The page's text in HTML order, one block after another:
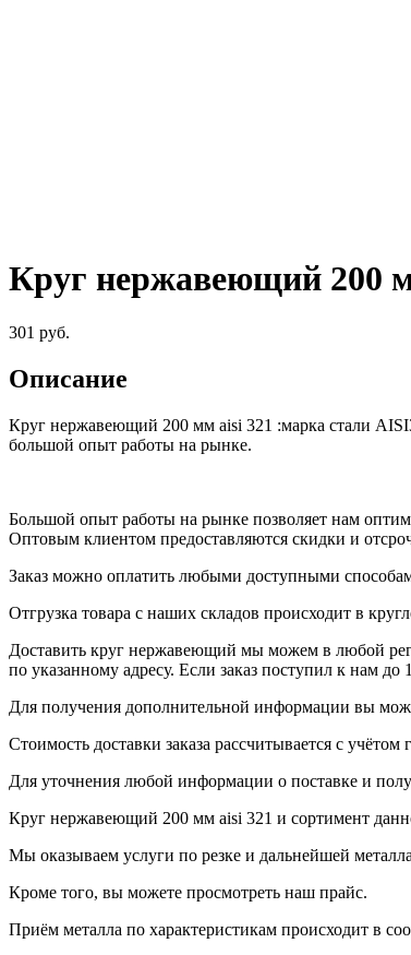
Круг нержавеющий 200
301 руб.
Описание
Круг нержавеющий 200 мм aisi 321 :марка стали
большой опыт работы на рынке.
Большой опыт работы на рынке позволяет нам
Оптовым клиентом предоставляются скидки и
Заказ можно оплатить любыми доступными
Отгрузка товара с наших складов происходит в
Доставить круг нержавеющий мы можем в любой
по указанному адресу. Если заказ поступил к нам
Для получения дополнительной информации вы
Стоимость доставки заказа рассчитывается с учётом
Для уточнения любой информации о поставке и
Круг нержавеющий 200 мм aisi 321 и сортимент
Мы оказываем услуги по резке и дальнейшей
Кроме того, вы можете просмотреть наш прайс.
Приём металла по характеристикам происходит в